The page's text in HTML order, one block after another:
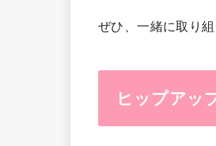
ぜひ、一緒に取り組
ヒップアッ